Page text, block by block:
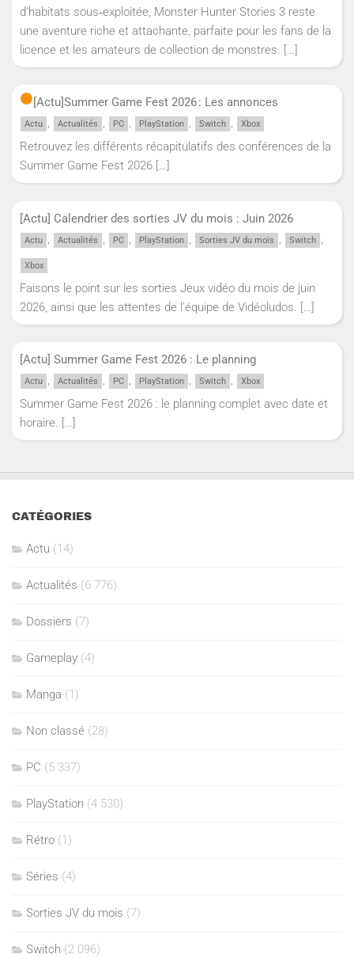
d’habitats sous‑exploitée, Monster Hunter Stories 3 reste
une aventure riche et attachante, parfaite pour les fans de la
licence et les amateurs de collection de monstres. […]
[Actu]Summer Game Fest 2026 : Les annonces
Actu , Actualités , PC , PlayStation , Switch , Xbox
Retrouvez les différents récapitulatifs des conférences de la
Summer Game Fest 2026 […]
[Actu] Calendrier des sorties JV du mois : Juin 2026
Actu , Actualités , PC , PlayStation , Sorties JV du mois , Switch ,
Xbox
Faisons le point sur les sorties Jeux vidéo du mois de juin
2026, ainsi que les attentes de l'équipe de Vidéoludos. […]
[Actu] Summer Game Fest 2026 : Le planning
Actu , Actualités , PC , PlayStation , Switch , Xbox
Summer Game Fest 2026 : le planning complet avec date et
horaire. […]
CATÉGORIES
Actu (14)
Actualités (6 776)
Dossiers (7)
Gameplay (4)
Manga (1)
Non classé (28)
PC (5 337)
PlayStation (4 530)
Rétro (1)
Séries (4)
Sorties JV du mois (7)
Switch (2 096)